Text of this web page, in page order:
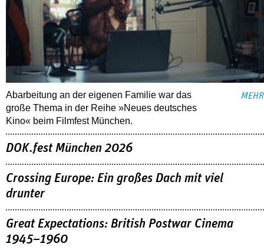
Abarbeitung an der eigenen Familie war das
große Thema in der Reihe »Neues deutsches
Kino« beim Filmfest München.
MEHR
DOK.fest München 2026
Crossing Europe: Ein großes Dach mit viel
drunter
Great Expectations: British Postwar Cinema
1945–1960